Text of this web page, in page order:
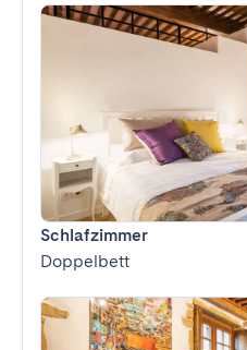
Schlafzimmer
Doppelbett